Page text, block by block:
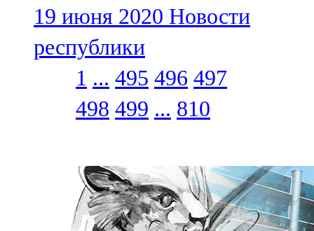
19 июня 2020 Новости
республики
1 ... 495 496 497
498 499 ... 810